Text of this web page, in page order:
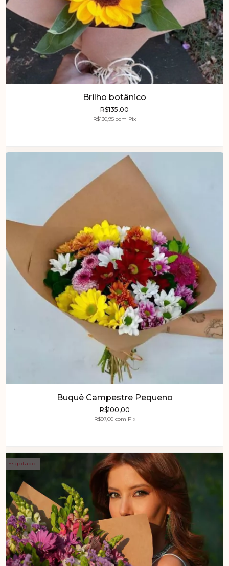
Brilho botânico
R$135,00
R$130,95 com Pix
Buquê Campestre Pequeno
R$100,00
R$97,00 com Pix
Esgotado